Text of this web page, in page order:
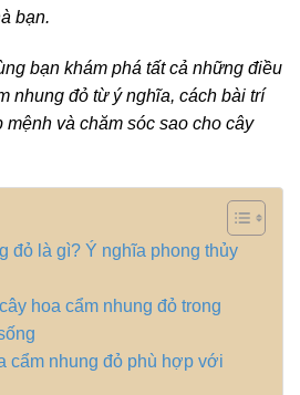
bạn.
bạn khám phá tất cả những điều
nhung đỏ từ ý nghĩa, cách bài trí
và chăm sóc sao cho cây
đỏ là gì? Ý nghĩa phong thủy
hoa cẩm nhung đỏ trong
cẩm nhung đỏ phù hợp với